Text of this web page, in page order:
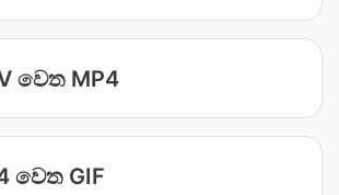
වෙත MP4
වෙත GIF